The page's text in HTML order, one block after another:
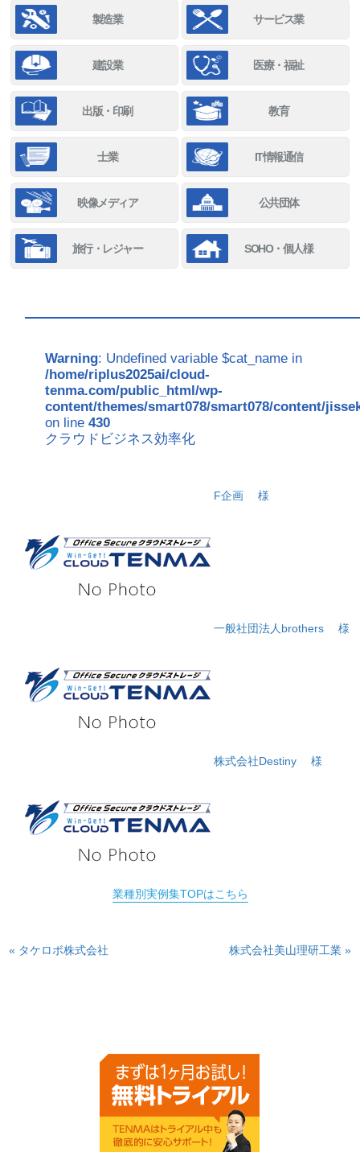
製造業 サービス業
建設業 医療・福祉
出版・印刷 教育
士業 IT情報通信
映像メディア 公共団体
旅行・レジャー SOHO・個人様
Warning: Undefined variable $cat_name in
/home/riplus2025ai/cloud-
tenma.com/public_html/wp-
content/themes/smart078/smart078/content/
on line430
クラウドビジネス効率化
F企画 様
一般社団法人brothers 様
株式会社Destiny 様
業種別実例集TOPはこちら
« タケロボ株式会社 株式会社美山理研工業 »